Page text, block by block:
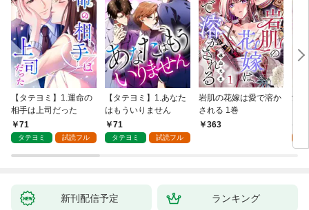
【タテヨミ】1.運命の
相手は上司だった
71
タテヨミ 試読フル
【タテヨミ】1.あなた
はもういりません
71
タテヨミ 試読フル
岩肌の花嫁は愛で溶か
される 1巻
363
愛
新刊配信予定 ランキング